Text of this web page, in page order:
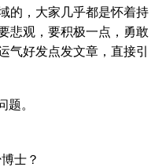
的，大家几乎都是怀着持
悲观，要积极一点，勇敢
气好发点发文章，直接引
题。
士？